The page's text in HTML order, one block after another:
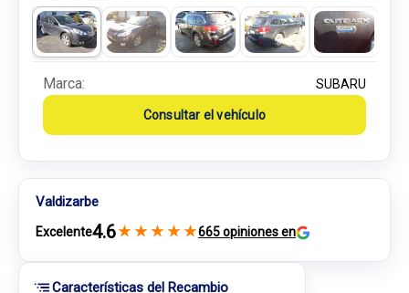
Características del Recambio
Marca: SUBARU
Consultar el vehículo
Valdizarbe
Excelente4.6★ ★ ★ ★ ★665 opiniones en